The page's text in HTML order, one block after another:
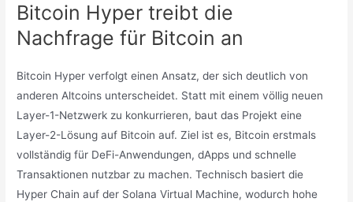
Bitcoin Hyper treibt die
Nachfrage für Bitcoin an
Bitcoin Hyper verfolgt einen Ansatz, der sich deutlich von
anderen Altcoins unterscheidet. Statt mit einem völlig neuen
Layer-1-Netzwerk zu konkurrieren, baut das Projekt eine
Layer-2-Lösung auf Bitcoin auf. Ziel ist es, Bitcoin erstmals
vollständig für DeFi-Anwendungen, dApps und schnelle
Transaktionen nutzbar zu machen. Technisch basiert die
Hyper Chain auf der Solana Virtual Machine, wodurch hohe